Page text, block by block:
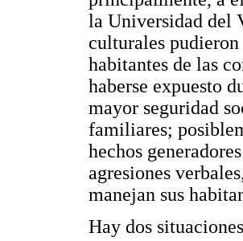
la Universidad del
culturales
habitantes de las
haberse expuesto
mayor seguridad
familiares;
hechos
agresiones
manejan sus
Hay dos